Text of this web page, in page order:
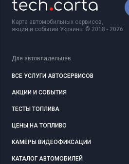
Карта автомобильных сервисов,
акций и событий Украины © 2018 - 2026
Для автовладельцев
ВСЕ УСЛУГИ АВТОСЕРВИСОВ
АКЦИИ И СОБЫТИЯ
ТЕСТЫ ТОПЛИВА
ЦЕНЫ НА ТОПЛИВО
КАМЕРЫ ВИДЕОФИКСАЦИИ
КАТАЛОГ АВТОМОБИЛЕЙ